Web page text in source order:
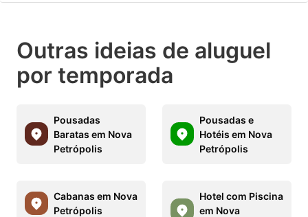
Outras ideias de aluguel
por temporada
Pousadas
Baratas em Nova
Petrópolis
Pousadas e
Hotéis em Nova
Petrópolis
Cabanas em Nova
Petrópolis
Hotel com Piscina
em Nova